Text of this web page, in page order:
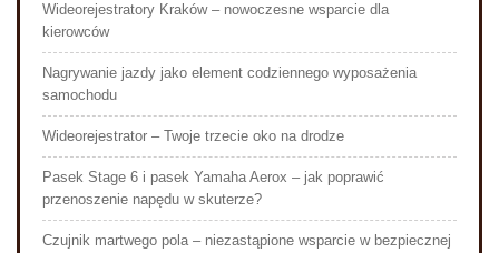
Wideorejestratory Kraków – nowoczesne wsparcie dla
kierowców
Nagrywanie jazdy jako element codziennego wyposażenia
samochodu
Wideorejestrator – Twoje trzecie oko na drodze
Pasek Stage 6 i pasek Yamaha Aerox – jak poprawić
przenoszenie napędu w skuterze?
Czujnik martwego pola – niezastąpione wsparcie w bezpiecznej